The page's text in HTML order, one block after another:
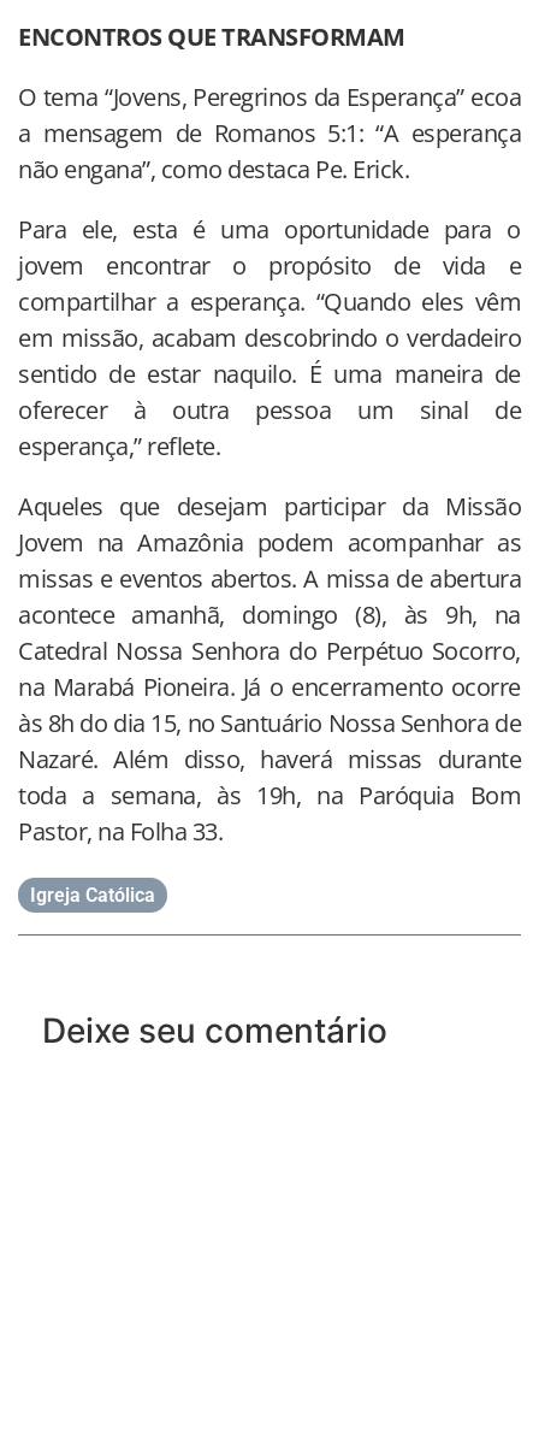
ENCONTROS QUE TRANSFORMAM
O tema “Jovens, Peregrinos da Esperança” ecoa
a mensagem de Romanos 5:1: “A esperança
não engana”, como destaca Pe. Erick.
Para ele, esta é uma oportunidade para o
jovem encontrar o propósito de vida e
compartilhar a esperança. “Quando eles vêm
em missão, acabam descobrindo o verdadeiro
sentido de estar naquilo. É uma maneira de
oferecer à outra pessoa um sinal de
esperança,” reflete.
Aqueles que desejam participar da Missão
Jovem na Amazônia podem acompanhar as
missas e eventos abertos. A missa de abertura
acontece amanhã, domingo (8), às 9h, na
Catedral Nossa Senhora do Perpétuo Socorro,
na Marabá Pioneira. Já o encerramento ocorre
às 8h do dia 15, no Santuário Nossa Senhora de
Nazaré. Além disso, haverá missas durante
toda a semana, às 19h, na Paróquia Bom
Pastor, na Folha 33.
Igreja Católica
Deixe seu comentário